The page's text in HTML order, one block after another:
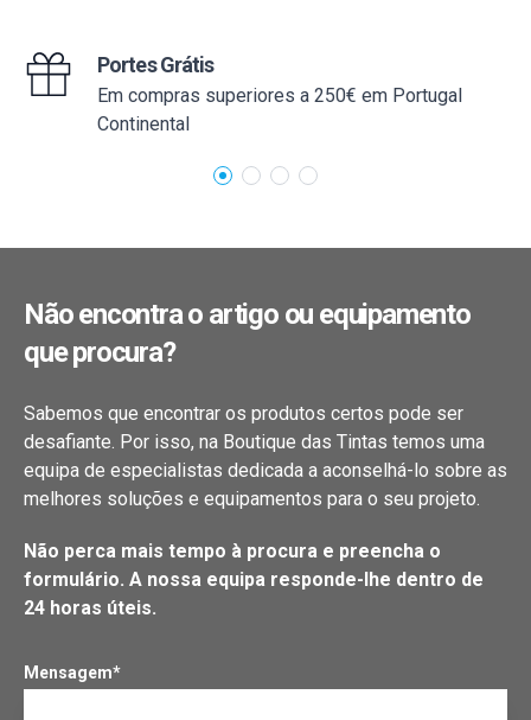
Portes Grátis
Em compras superiores a 250€ em Portugal
Continental
Não encontra o artigo ou equipamento
que procura?
Sabemos que encontrar os produtos certos pode ser
desafiante. Por isso, na Boutique das Tintas temos uma
equipa de especialistas dedicada a aconselhá-lo sobre as
melhores soluções e equipamentos para o seu projeto.
Não perca mais tempo à procura e preencha o
formulário. A nossa equipa responde-lhe dentro de
24 horas úteis.
Mensagem*